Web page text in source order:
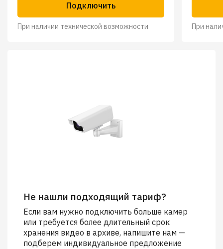
Подключить
При наличии технической возможности При
Не нашли подходящий тариф?
Если вам нужно подключить больше камер
или требуется более длительный срок
хранения видео в архиве, напишите нам —
подберем индивидуальное предложение